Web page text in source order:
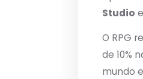
Studio
O RPG
de 10%
mundo